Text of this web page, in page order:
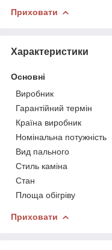
Приховати
Характеристики
Основні
Виробник
Гарантійний термін
Країна виробник
Номінальна потужність
Вид пального
Стиль каміна
Стан
Площа обігріву
Приховати